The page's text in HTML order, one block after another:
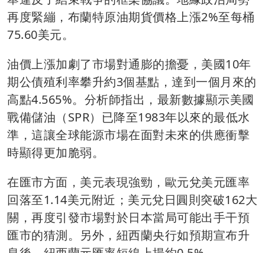
再度緊繃，布蘭特原油期貨價格上漲2%至每桶
75.60美元。
油價上漲加劇了市場對通膨的擔憂，美國10年
期公債殖利率攀升約3個基點，達到一個月來的
高點4.565%。分析師指出，最新數據顯示美國
戰備儲油（SPR）已降至1983年以來的最低水
準，這讓全球能源市場在面對未來的供應衝擊
時顯得更加脆弱。
在匯市方面，美元表現強勁，歐元兌美元匯率
回落至1.14美元附近；美元兌日圓則突破162大
關，再度引發市場對於日本當局可能出手干預
匯市的猜測。另外，紐西蘭央行如預期宣布升